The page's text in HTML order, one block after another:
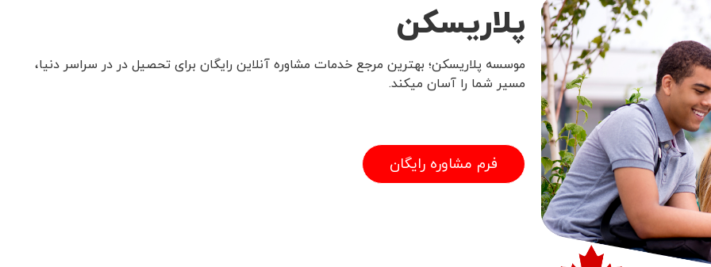
پلاریسکن
موسسه پلاریسکن؛ بهترین مرجع خدمات مشاوره آنلاین رایگان برای تحصیل در در سراسر دنیا،
مسیر شما را آسان میکند.
فرم مشاوره رایگان